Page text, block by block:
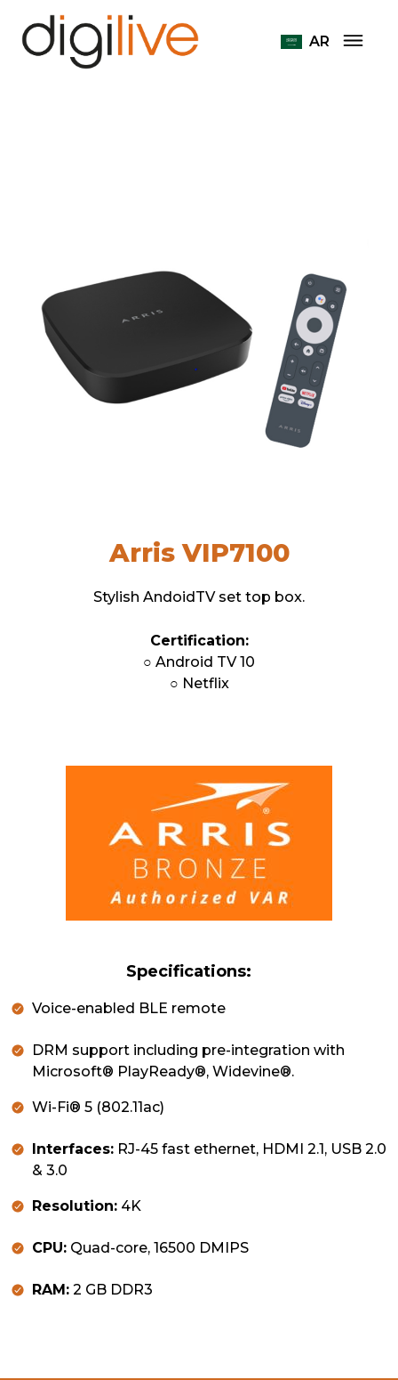
AR
Home IPTV حلول Arris VIP7100
Arris VIP7100
Stylish AndoidTV set top box.
Certification:
○ Android TV 10
○ Netflix
Specifications:
Voice-enabled BLE remote
DRM support including pre-integration with
Microsoft® PlayReady®, Widevine®.
Wi-Fi® 5 (802.11ac)
Interfaces: RJ-45 fast ethernet, HDMI 2.1, USB 2.0
& 3.0
Resolution: 4K
CPU: Quad-core, 16500 DMIPS
RAM: 2 GB DDR3